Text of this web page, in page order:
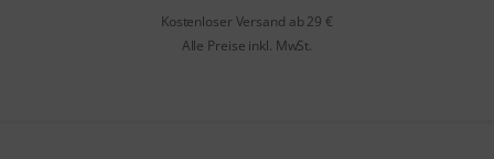
Kostenloser Versand ab 29 €
Alle Preise inkl. MwSt.